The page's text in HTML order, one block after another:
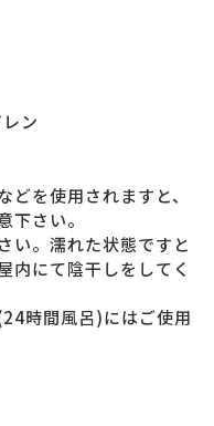
ン
を使用されますと、
下さい。
い。濡れた状態ですと
内にて陰干しをしてく
時間風呂)にはご使用